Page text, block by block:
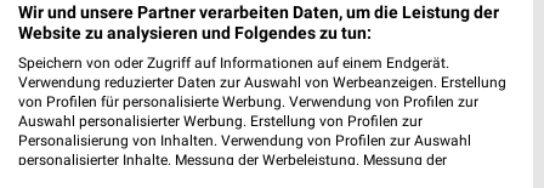
KiK Essen Oldb.
Cloppenburger Straße 2
49632 Essen Oldb.
Heute 09:00 - 16:00 Uhr | Geöffnet
369,14 km • Angebote: 1 Prospekt
Wir und unsere Partner verarbeiten Daten, um die Leistung der
Website zu analysieren und Folgendes zu tun:
Speichern von oder Zugriff auf Informationen auf einem Endgerät.
Verwendung reduzierter Daten zur Auswahl von Werbeanzeigen. Erstellung
von Profilen für personalisierte Werbung. Verwendung von Profilen zur
Auswahl personalisierter Werbung. Erstellung von Profilen zur
Personalisierung von Inhalten. Verwendung von Profilen zur Auswahl
personalisierter Inhalte. Messung der Werbeleistung. Messung der